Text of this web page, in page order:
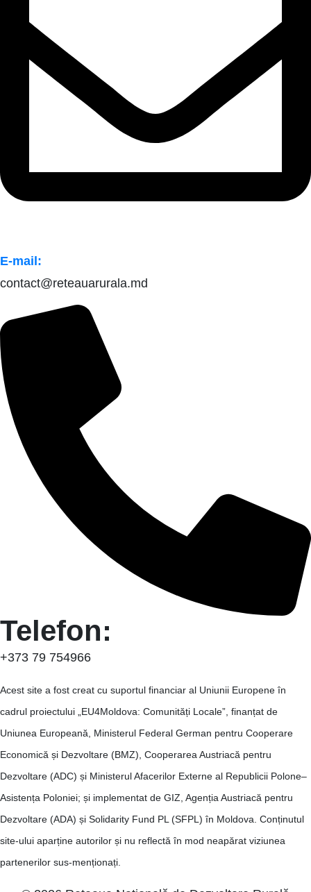
E-mail:
contact@reteauarurala.md
Telefon:
+373 79 754966
Acest site a fost creat cu suportul financiar al Uniunii Europene în
cadrul proiectului „EU4Moldova: Comunități Locale”, finanțat de
Uniunea Europeană, Ministerul Federal German pentru Cooperare
Economică și Dezvoltare (BMZ), Cooperarea Austriacă pentru
Dezvoltare (ADC) și Ministerul Afacerilor Externe al Republicii Polone–
Asistența Poloniei; și implementat de GIZ, Agenția Austriacă pentru
Dezvoltare (ADA) și Solidarity Fund PL (SFPL) în Moldova. Conținutul
site-ului aparține autorilor și nu reflectă în mod neapărat viziunea
partenerilor sus-menționați.